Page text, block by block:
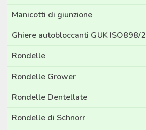
Manicotti di giunzione
Ghiere autobloccanti GUK ISO898/2
Rondelle
Rondelle Grower
Rondelle Dentellate
Rondelle di Schnorr